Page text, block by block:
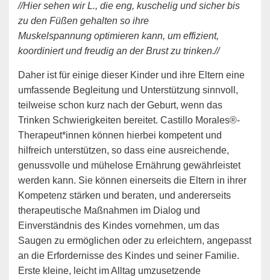
//Hier sehen wir L., die eng, kuschelig und sicher bis
zu den Füßen gehalten so ihre
Muskelspannung optimieren kann, um effizient,
koordiniert und freudig an der Brust zu trinken.//
Daher ist für einige dieser Kinder und ihre Eltern eine
umfassende Begleitung und Unterstützung sinnvoll,
teilweise schon kurz nach der Geburt, wenn das
Trinken Schwierigkeiten bereitet. Castillo Morales®-
Therapeut*innen können hierbei kompetent und
hilfreich unterstützen, so dass eine ausreichende,
genussvolle und mühelose Ernährung gewährleistet
werden kann. Sie können einerseits die Eltern in ihrer
Kompetenz stärken und beraten, und andererseits
therapeutische Maßnahmen im Dialog und
Einverständnis des Kindes vornehmen, um das
Saugen zu ermöglichen oder zu erleichtern, angepasst
an die Erfordernisse des Kindes und seiner Familie.
Erste kleine, leicht im Alltag umzusetzende